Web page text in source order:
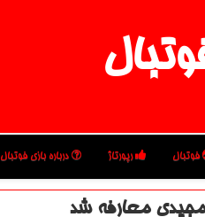
فوتبال رپورتاژ درباره بازی فوتبال
مجیدی معارفه شد